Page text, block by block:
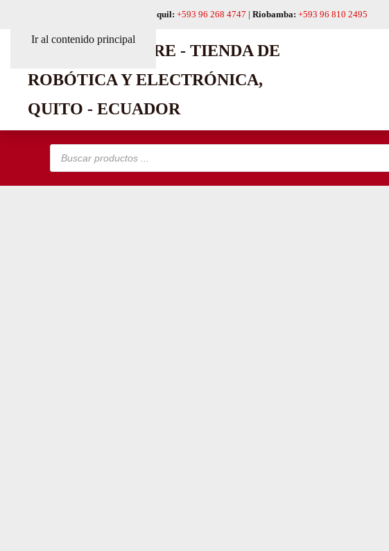
Ir al contenido principal
Guayaquil: +593 96 268 4747 | Riobamba: +593 96 810 2495
Búsqueda
productos